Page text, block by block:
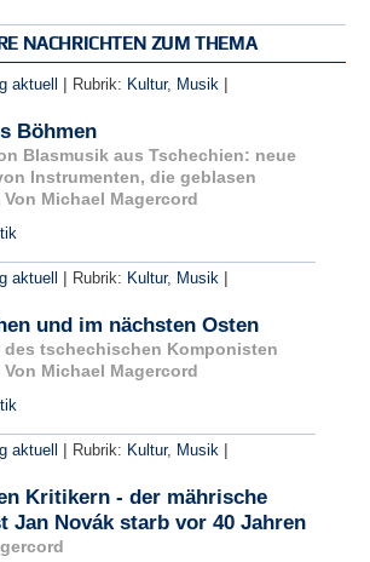
NACHRICHTEN ZUM THEMA
aktuell | Rubrik: Kultur, Musik |
Böhmen
Blasmusik aus Tschechien: neue
Instrumenten, die geblasen
Michael Magercord
aktuell | Rubrik: Kultur, Musik |
und im nächsten Osten
des tschechischen Komponisten
Michael Magercord
aktuell | Rubrik: Kultur, Musik |
Kritikern - der mährische
Jan Novák starb vor 40 Jahren